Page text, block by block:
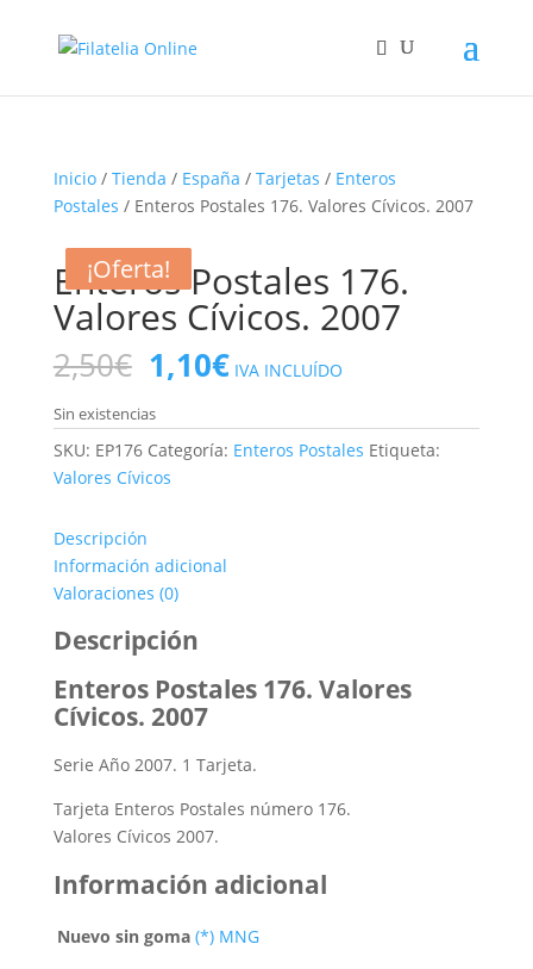
Inicio/ Tienda / España / Tarjetas / Enteros
Postales / Enteros Postales 176. Valores Cívicos. 2007
¡Oferta!
Enteros Postales 176.
Valores Cívicos. 2007
2,50€ El
precio
original
era:
2,50€.
1,10€El
precio
actual
es:
IVA INCLUÍDO
Sin existencias
SKU: EP176 Categoría: Enteros Postales Etiqueta:
Valores Cívicos
Descripción
Información adicional
Valoraciones (0)
Descripción
Enteros Postales 176. Valores
Cívicos. 2007
Serie Año 2007. 1 Tarjeta.
Tarjeta Enteros Postales número 176.
Valores Cívicos 2007.
Información adicional
Nuevo sin goma (*) MNG
¡Oferta!
¡Oferta!
¡Oferta!